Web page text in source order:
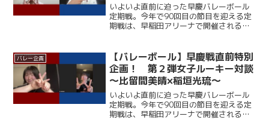
いよいよ直前に迫った早慶バレーボール
定期戦。今年で90回目の節目を迎える定
期戦は、早稲田アリーナで開催される。
ており、打倒・ワセダに向けて勢いに乗
っている。一方の早大...
バレー企画
【バレーボール】早慶戦直前特別
企画！ 第２弾女子ルーキー対談
～比留間美晴×稲垣光琉～
いよいよ直前に迫った早慶バレーボール
定期戦。今年で90回目の節目を迎える定
期戦は、早稲田アリーナで開催される。